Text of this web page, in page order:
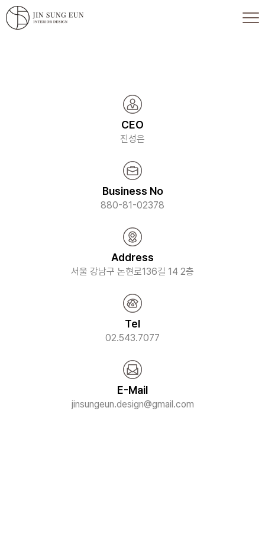
CEO
진성은
Business No
880-81-02378
Address
서울 강남구 논현로136길 14 2층
Tel
02.543.7077
E-Mail
jinsungeun.design@gmail.com